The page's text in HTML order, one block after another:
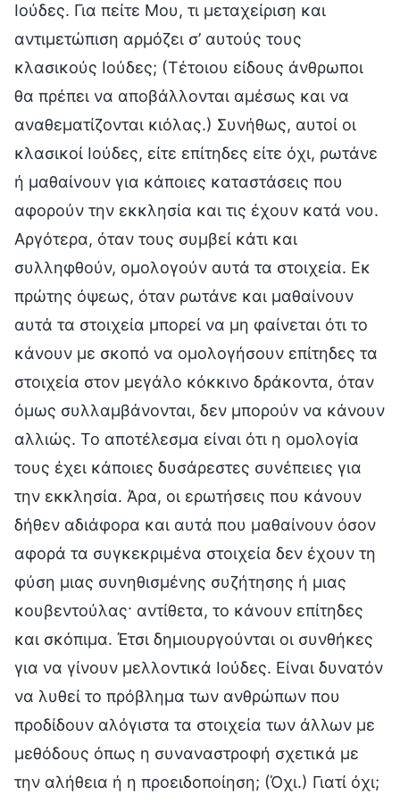
Ιούδες. Για πείτε Μου, τι μεταχείριση και
αντιμετώπιση αρμόζει σ’ αυτούς τους
κλασικούς Ιούδες; (Τέτοιου είδους άνθρωποι
θα πρέπει να αποβάλλονται αμέσως και να
αναθεματίζονται κιόλας.) Συνήθως, αυτοί οι
κλασικοί Ιούδες, είτε επίτηδες είτε όχι, ρωτάνε
ή μαθαίνουν για κάποιες καταστάσεις που
αφορούν την εκκλησία και τις έχουν κατά νου.
Αργότερα, όταν τους συμβεί κάτι και
συλληφθούν, ομολογούν αυτά τα στοιχεία. Εκ
πρώτης όψεως, όταν ρωτάνε και μαθαίνουν
αυτά τα στοιχεία μπορεί να μη φαίνεται ότι το
κάνουν με σκοπό να ομολογήσουν επίτηδες τα
στοιχεία στον μεγάλο κόκκινο δράκοντα, όταν
όμως συλλαμβάνονται, δεν μπορούν να κάνουν
αλλιώς. Το αποτέλεσμα είναι ότι η ομολογία
τους έχει κάποιες δυσάρεστες συνέπειες για
την εκκλησία. Άρα, οι ερωτήσεις που κάνουν
δήθεν αδιάφορα και αυτά που μαθαίνουν όσον
αφορά τα συγκεκριμένα στοιχεία δεν έχουν τη
φύση μιας συνηθισμένης συζήτησης ή μιας
κουβεντούλας· αντίθετα, το κάνουν επίτηδες
και σκόπιμα. Έτσι δημιουργούνται οι συνθήκες
για να γίνουν μελλοντικά Ιούδες. Είναι δυνατόν
να λυθεί το πρόβλημα των ανθρώπων που
προδίδουν αλόγιστα τα στοιχεία των άλλων με
μεθόδους όπως η συναναστροφή σχετικά με
την αλήθεια ή η προειδοποίηση; (Όχι.) Γιατί όχι;